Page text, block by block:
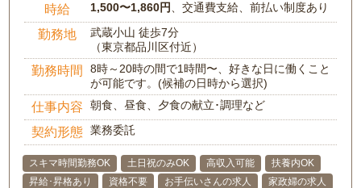
時給 1,500〜1,860円 、交通費支給、前払い制度あり
勤務地
武蔵小山 徒歩7分
（東京都品川区付近）
勤務時間
8時～20時の間で1時間〜、好きな日に働くこと
が可能です。(候補の日時から選択)
仕事内容 朝食、昼食、夕食の献立･調理など
契約形態 業務委託
スキマ時間勤務OK 土日祝のみOK 高収入可能
扶養内OK
昇給･昇格あり
資格不要 お手伝いさんの求人
家政婦の求人